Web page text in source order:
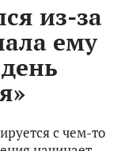
из-за
ему
с чем-то